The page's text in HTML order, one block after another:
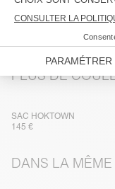
LIVRAISON ET
PLUS DE
SAC HOKTOWN
145 €
DANS LA MÊME